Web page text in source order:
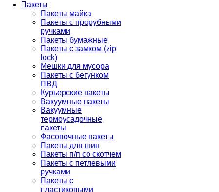
Пакеты
Пакеты майка
Пакеты с прорубными
ручками
Пакеты бумажные
Пакеты с замком (zip
lock)
Мешки для мусора
Пакеты с бегунком
ПВД
Курьерские пакеты
Вакуумные пакеты
Вакуумные
термоусадочные
пакеты
Фасовочные пакеты
Пакеты для шин
Пакеты п/п со скотчем
Пакеты с петлевыми
ручками
Пакеты с
пластиковыми